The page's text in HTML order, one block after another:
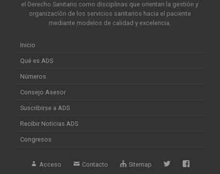
el Derecho Sanitario como disciplinas que orientan la gestión y
organización de los servicios sanitarios hacia el paciente
mediante modelos de calidad y excelencia.
Inicio
Qué es ADS
Números
Consejo Asesor
Suscribirse a ADS
Recibir Noticias ADS
Congresos
Acceso Contacto Sitemap